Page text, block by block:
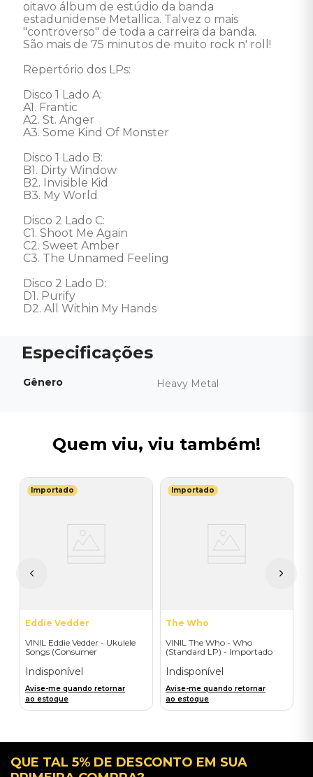
oitavo álbum de estúdio da banda
estadunidense Metallica. Talvez o mais
"controverso" de toda a carreira da banda.
São mais de 75 minutos de muito rock n' roll!
Repertório dos LPs:
Disco 1 Lado A:
A1. Frantic
A2. St. Anger
A3. Some Kind Of Monster
Disco 1 Lado B:
B1. Dirty Window
B2. Invisible Kid
B3. My World
Disco 2 Lado C:
C1. Shoot Me Again
C2. Sweet Amber
C3. The Unnamed Feeling
Disco 2 Lado D:
D1. Purify
D2. All Within My Hands
Gênero Heavy Metal
Quem viu, viu também!
Importado
Eddie Vedder
VINIL Eddie Vedder - Ukulele
Songs (Consumer
Indisponível
Avise-me quando retornar
ao estoque
Importado
The Who
VINIL The Who - Who
(Standard LP) - Importado
Indisponível
Avise-me quando retornar
ao estoque
QUE TAL 5% DE DESCONTO EM SUA